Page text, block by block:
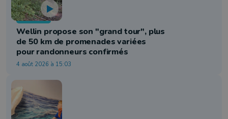
Tourisme
Wellin propose son "grand tour", plus
de 50 km de promenades variées
pour randonneurs confirmés
4 août 2026 à 15:03